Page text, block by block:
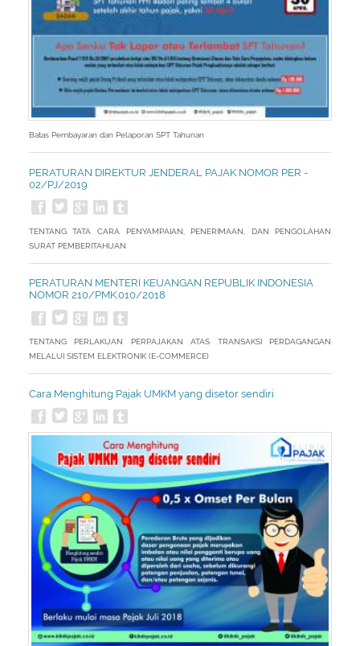
Batas Pembayaran dan Pelaporan SPT Tahunan
PERATURAN DIREKTUR JENDERAL PAJAK NOMOR PER -
02/PJ/2019
TENTANG TATA CARA PENYAMPAIAN, PENERIMAAN, DAN PENGOLAHAN
SURAT PEMBERITAHUAN
PERATURAN MENTERI KEUANGAN REPUBLIK INDONESIA
NOMOR 210/PMK.010/2018
TENTANG PERLAKUAN PERPAJAKAN ATAS TRANSAKSI PERDAGANGAN
MELALUI SISTEM ELEKTRONIK (E-COMMERCE)
Cara Menghitung Pajak UMKM yang disetor sendiri